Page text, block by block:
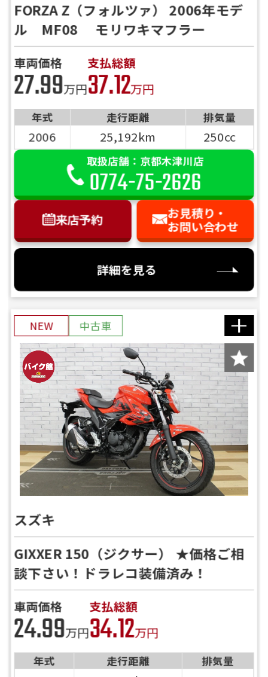
バイク館ではお乗り出しまでに必要
な 概算のお支払総額を表示しており
ます。
「お問い合わせ・来店予約」ボタンより
FORZA Z（フォルツァ） 2006年モデ
ル MF08 モリワキマフラー
車両価格
27.99万円
支払総額
37.12万円
年式 走行距離 排気量
2006 25,192km 250cc
取扱店舗：京都木津川店
0774-75-2626
来店予約
お見積り・
お問い合わせ
詳細を見る
NEW 中古車
スズキ
GIXXER 150（ジクサー） ★価格ご相
談下さい！ドラレコ装備済み！
車両価格
24.99万円
支払総額
34.12万円
年式 走行距離 排気量